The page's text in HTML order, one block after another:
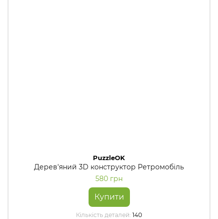
PuzzleOK
Дерев'яний 3D конструктор Ретромобіль
580 грн
Купити
Кількість деталей 140